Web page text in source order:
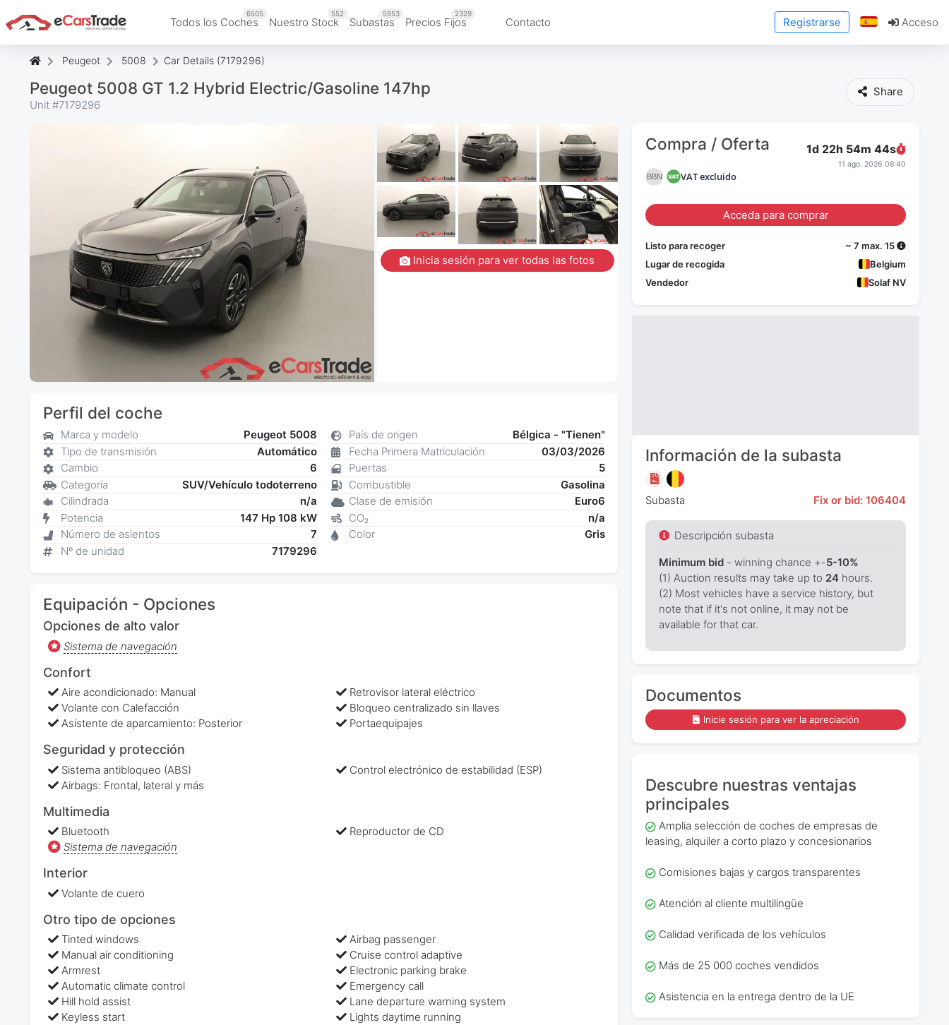
Todos los Coches
6505
Nuestro Stock
552
Subastas
5953
Precios Fijos
2329
Contacto Registrarse Acceso
Peugeot 5008 Car Details (7179296)
Peugeot 5008 GT 1.2 Hybrid Electric/Gasoline 147hp
Unit #7179296
Share
Compra / Oferta 1d 22h 54m43s
11 ago. 2026 08:40
BBN VAT excluido
Acceda para comprar
Listo para recoger
~ 7 max. 15
Lugar de recogida
Belgium
Vendedor
Solaf NV
Información de la subasta
Subasta Fix or bid: 106404
Descripción subasta
Minimum bid- winning chance +-5-10%
(1) Auction results may take up to 24hours.
(2) Most vehicles have a service history, but
note that if it's not online, it may not be
available for that car.
Documentos
Inicie sesión para ver la apreciación
Descubre nuestras ventajas
principales
Amplia selección de coches de empresas de
leasing, alquiler a corto plazo y concesionarios
Comisiones bajas y cargos transparentes
Atención al cliente multilingüe
Calidad verificada de los vehículos
Más de 25 000 coches vendidos
Asistencia en la entrega dentro de la UE
Inicia sesión para ver todas las fotos
Perfil del coche
Marca y modelo
Peugeot 5008
Tipo de transmisión
Automático
Cambio
6
Categoría
SUV/Vehículo todoterreno
Cilindrada
n/a
Potencia
147 Hp 108 kW
Número de asientos
7
Nº de unidad
7179296
País de origen
Bélgica - "Tienen"
Fecha Primera Matriculación
03/03/2026
Puertas
5
Combustible
Gasolina
Clase de emisión
Euro6
CO₂
n/a
Color
Gris
Equipación - Opciones
Opciones de alto valor
Sistema de navegación
Confort
Aire acondicionado: Manual
Retrovisor lateral eléctrico
Volante con Calefacción
Bloqueo centralizado sin llaves
Asistente de aparcamiento: Posterior
Portaequipajes
Seguridad y protección
Sistema antibloqueo (ABS)
Control electrónico de estabilidad (ESP)
Airbags: Frontal, lateral y más
Multimedia
Bluetooth
Reproductor de CD
Sistema de navegación
Interior
Volante de cuero
Otro tipo de opciones
Tinted windows
Manual air conditioning
Armrest
Automatic climate control
Hill hold assist
Keyless start
Airbag passenger
Cruise control adaptive
Electronic parking brake
Emergency call
Lane departure warning system
Lights daytime running